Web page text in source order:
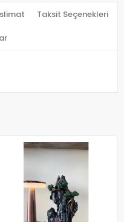
Taksit Seçenekleri